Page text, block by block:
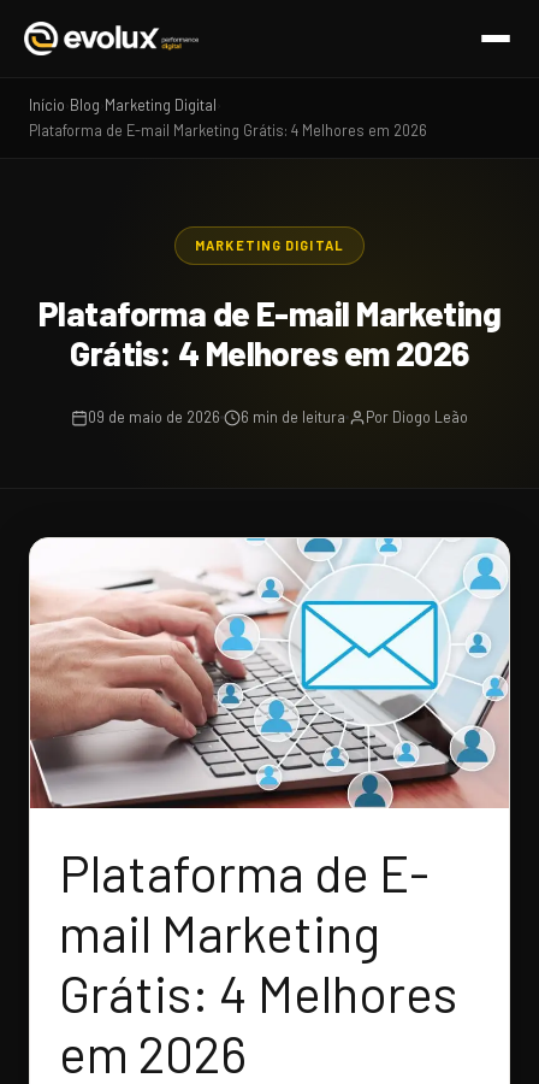
Início Blog Marketing Digital
Plataforma de E-mail Marketing Grátis: 4 Melhores em 2026
MARKETING DIGITAL
Plataforma de E-mail Marketing
Grátis: 4 Melhores em 2026
09 de maio de 2026 6 min de leitura Por Diogo Leão
Plataforma de E-
mail Marketing
Grátis: 4 Melhores
em 2026